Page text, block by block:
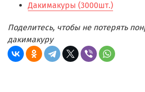
Дакимакуры (3000шт.)
Поделитесь, чтобы не потерять
дакимакуру